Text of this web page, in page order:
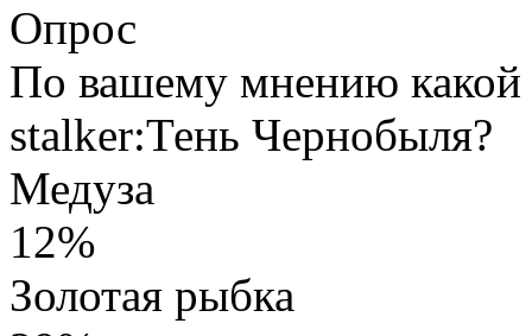
Опрос
По вашему мнению
stalker:Тень Чернобыля?
Медуза
12%
Золотая рыбка